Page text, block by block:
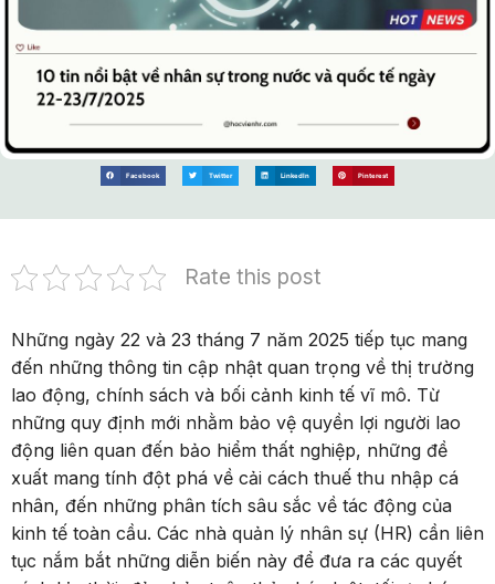
Facebook Twitter LinkedIn Pinterest
Rate this post
Những ngày 22 và 23 tháng 7 năm 2025 tiếp tục mang
đến những thông tin cập nhật quan trọng về thị trường
lao động, chính sách và bối cảnh kinh tế vĩ mô. Từ
những quy định mới nhằm bảo vệ quyền lợi người lao
động liên quan đến bảo hiểm thất nghiệp, những đề
xuất mang tính đột phá về cải cách thuế thu nhập cá
nhân, đến những phân tích sâu sắc về tác động của
kinh tế toàn cầu. Các nhà quản lý nhân sự (HR) cần liên
tục nắm bắt những diễn biến này để đưa ra các quyết